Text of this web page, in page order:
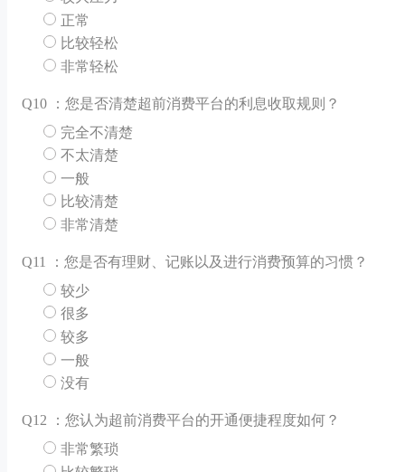
正常
比较轻松
非常轻松
Q10 ：您是否清楚超前消费平台的利息收取规则？
完全不清楚
不太清楚
一般
比较清楚
非常清楚
Q11 ：您是否有理财、记账以及进行消费预算的习惯？
较少
很多
较多
一般
没有
Q12 ：您认为超前消费平台的开通便捷程度如何？
非常繁琐